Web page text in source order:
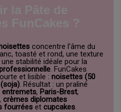
concentre l’âme du
toasté et rond, une texture
stabilité idéale pour la
. FunCakes
et lisible : noisettes (50
. Résultat : un praliné
entremets, Paris-Brest,
, crèmes diplomates
fourrées et cupcakes